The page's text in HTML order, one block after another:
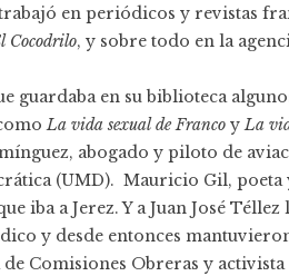
en periódicos y revistas
Cocodrilo, y sobre todo en la
guardaba en su biblioteca
La vida sexual de Franco yLa
abogado y piloto de
(UMD). Mauricio Gil,
iba a Jerez. Y a Juan José
y desde entonces
Comisiones Obreras y activista